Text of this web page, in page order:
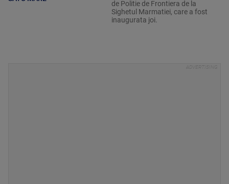
de Politie de Frontiera de la
Sighetul Marmatiei, care a fost
inaugurata joi.